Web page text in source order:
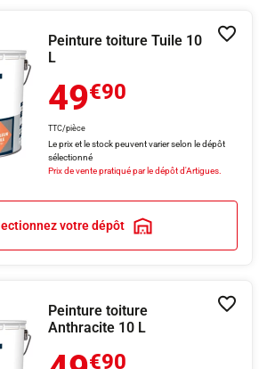
Peinture toiture Tuile 10
L
49€90
TTC/pièce
Le prix et le stock peuvent varier selon le dépôt
sélectionné
Prix de vente pratiqué par le dépôt d'Artigues.
votre dépôt
Peinture toiture
Anthracite 10 L
€90